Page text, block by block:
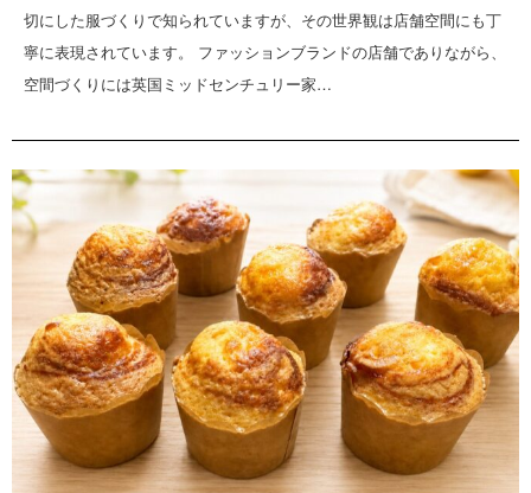
切にした服づくりで知られていますが、その世界観は店舗空間にも丁
寧に表現されています。 ファッションブランドの店舗でありながら、
空間づくりには英国ミッドセンチュリー家…